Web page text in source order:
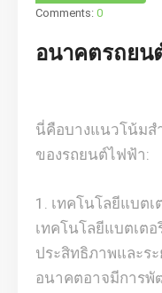
Comments: 0
อนาคตรถยน
นี่คือบางแนวโน้มส
ของรถยนต์ไฟฟ้า:
เทคโนโลยีแบต
เทคโนโลยีแบตเต
ประสิทธิภาพและร
อนาคตอาจมีการ